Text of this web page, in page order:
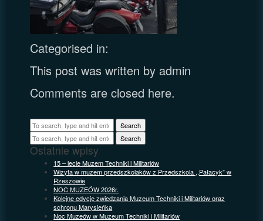
Categorised in:
This post was written by admin
Comments are closed here.
Search
Search
Ostatnie wpisy
15 – lecie Muzem Techniki i Militariów
Wizyta w muzem przedszkolaków z Przedszkola ,,Pałacyk” w
Rzeszowie
NOC MUZEÓW 2026r.
Kolejne edycje zwiedzania Muzeum Techniki i Militariów oraz
schronu Marysieńka
Noc Muzeów w Muzeum Techniki i Militariów